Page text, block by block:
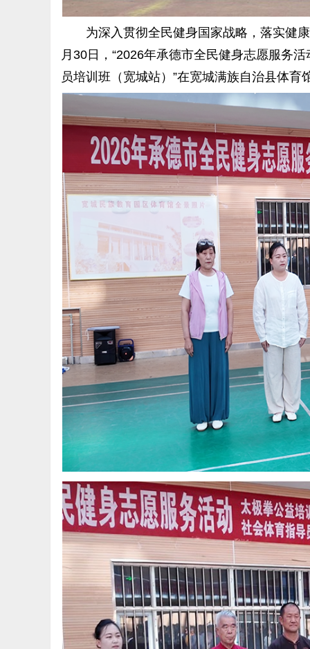
为深入贯彻全民健身国家战略，落实健康
月30日，“2026年承德市全民健身志愿服务
员培训班（宽城站）”在宽城满族自治县体育